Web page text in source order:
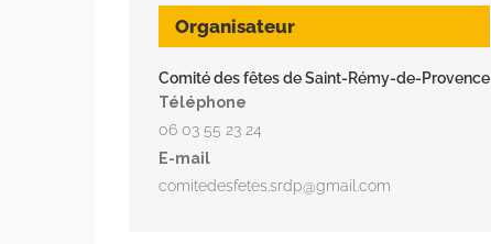
Organisateur
Comité des fêtes de Saint-Rémy-de-Provence
Téléphone
06 03 55 23 24
E-mail
comitedesfetes.srdp@gmail.com